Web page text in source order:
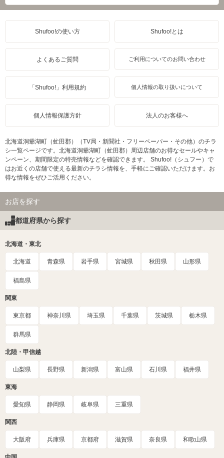
Shufoo!の使い方 Shufoo!とは
よくあるご質問 ご利用についてのお問い合わせ
「Shufoo!」利用規約 個人情報の取り扱いについて
個人情報保護方針 法人のお客様へ
北海道洞爺湖町（虻田郡）（TV局・新聞社・フリーペーパー・その他）のチラ
シ一覧ページです。北海道洞爺湖町（虻田郡）周辺店舗のお得なセールやキャ
ンペーン、期間限定の特売情報などを確認できます。 Shufoo!（シュフー）で
はお近くの店舗で使える最新のチラシ情報を、手軽にご確認いただけます。お
得な情報をぜひご活用ください。
お店を探す
都道府県から探す
北海道・東北
北海道 青森県 岩手県 宮城県 秋田県 山形県
福島県
関東
東京都 神奈川県 埼玉県 千葉県 茨城県 栃木県
群馬県
北陸・甲信越
山梨県 長野県 新潟県 富山県 石川県 福井県
東海
愛知県 静岡県 岐阜県 三重県
関西
大阪府 兵庫県 京都府 滋賀県 奈良県 和歌山県